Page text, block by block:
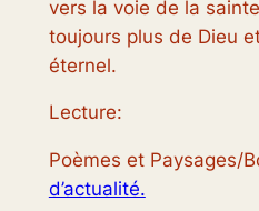
vers la voie de la
toujours plus de Dieu
éternel.
Lecture:
Poèmes et Paysages/
d’actualité.